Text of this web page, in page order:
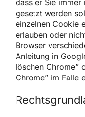
dass er Sie
gesetzt werden
einzelnen Cookie
erlauben oder
Browser
Anleitung in
löschen Chrome”
Chrome” im Falle